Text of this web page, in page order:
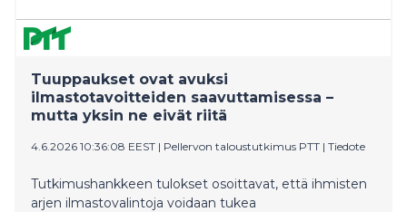
Tuuppaukset ovat avuksi
ilmastotavoitteiden saavuttamisessa –
mutta yksin ne eivät riitä
4.6.2026 10:36:08 EEST | Pellervon taloustutkimus PTT | Tiedote
Tutkimushankkeen tulokset osoittavat, että ihmisten
arjen ilmastovalintoja voidaan tukea